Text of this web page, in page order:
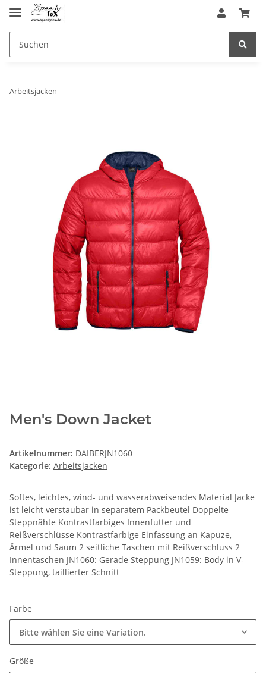
Arbeitsjacken
Men's Down Jacket
Artikelnummer: DAIBERJN1060
Kategorie: Arbeitsjacken
Softes, leichtes, wind- und wasserabweisendes Material Jacke
ist leicht verstaubar in separatem Packbeutel Doppelte
Steppnähte Kontrastfarbiges Innenfutter und
Reißverschlüsse Kontrastfarbige Einfassung an Kapuze,
Ärmel und Saum 2 seitliche Taschen mit Reißverschluss 2
Innentaschen JN1060: Gerade Steppung JN1059: Body in V-
Steppung, taillierter Schnitt
Farbe
Bitte wählen Sie eine Variation.
Größe